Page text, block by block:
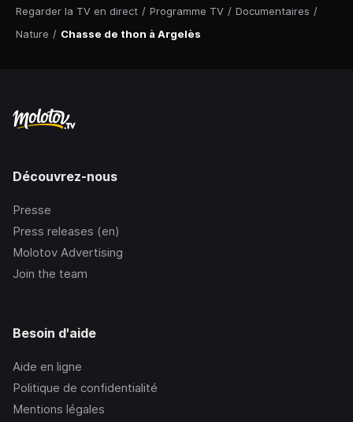
Regarder la TV en direct / Programme TV / Documentaires /
Nature / Chasse de thon à Argelès
Découvrez-nous
Presse
Press releases (en)
Molotov Advertising
Join the team
Besoin d'aide
Aide en ligne
Politique de confidentialité
Mentions légales